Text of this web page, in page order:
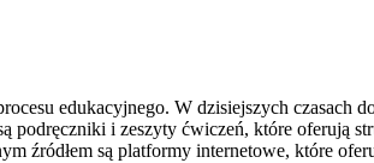
edukacyjnego. W dzisiejszych czasach
podręczniki i zeszyty ćwiczeń, które oferują
źródłem są platformy internetowe, które